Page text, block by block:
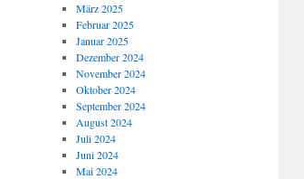
März 2025
Februar 2025
Januar 2025
Dezember 2024
November 2024
Oktober 2024
September 2024
August 2024
Juli 2024
Juni 2024
Mai 2024